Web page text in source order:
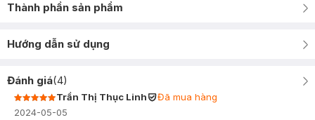
Thành phần sản phẩm
Hướng dẫn sử dụng
Đánh giá(4)
Trần Thị Thục Linh
Đã mua hàng
2024-05-05